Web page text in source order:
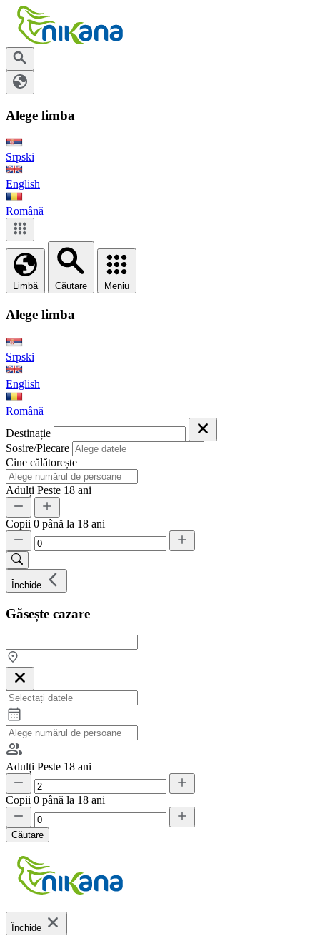
Alege limba
Srpski
English
Română
Limbă Căutare Meniu
Alege limba
Srpski
English
Română
Destinație
Sosire/Plecare
Cine călătorește
Adulți Peste 18 ani
Copii 0 până la 18 ani
Închide
Găsește cazare
Adulți Peste 18 ani
Copii 0 până la 18 ani
Căutare
Închide